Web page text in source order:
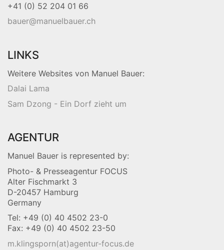
+41 (0) 52 204 01 66
bauer@manuelbauer.ch
LINKS
Weitere Websites von Manuel Bauer:
Dalai Lama
Sam Dzong - Ein Dorf zieht um
AGENTUR
Manuel Bauer is represented by:
Photo- & Presseagentur FOCUS
Alter Fischmarkt 3
D-20457 Hamburg
Germany
Tel: +49 (0) 40 4502 23-0
Fax: +49 (0) 40 4502 23-50
m.klingsporn(at)agentur-focus.de